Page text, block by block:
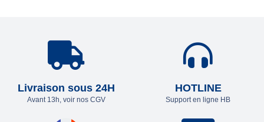
Livraison sous 24H
Avant 13h, voir nos CGV
HOTLINE
Support en ligne HB